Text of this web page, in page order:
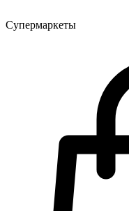
Супермаркеты